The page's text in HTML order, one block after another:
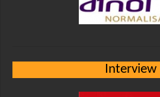
Interview